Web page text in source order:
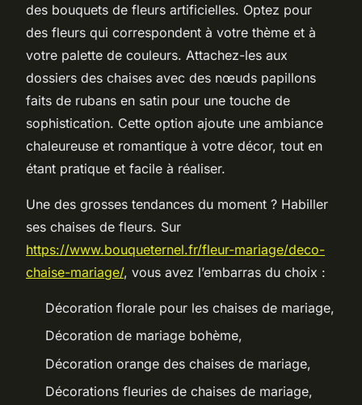
des bouquets de fleurs artificielles. Optez pour
des fleurs qui correspondent à votre thème et à
votre palette de couleurs. Attachez-les aux
dossiers des chaises avec des nœuds papillons
faits de rubans en satin pour une touche de
sophistication. Cette option ajoute une ambiance
chaleureuse et romantique à votre décor, tout en
étant pratique et facile à réaliser.
Une des grosses tendances du moment ? Habiller
ses chaises de fleurs. Sur
https://www.bouqueternel.fr/fleur-mariage/deco-
chaise-mariage/, vous avez l’embarras du choix :
Décoration florale pour les chaises de mariage,
Décoration de mariage bohème,
Décoration orange des chaises de mariage,
Décorations fleuries de chaises de mariage,